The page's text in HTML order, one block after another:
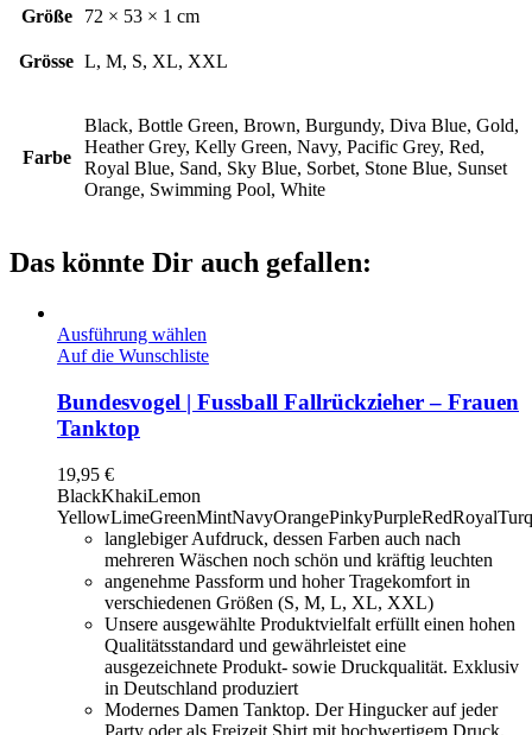
Größe
72 × 53 × 1 cm
Grösse L, M, S, XL, XXL
Farbe
Black, Bottle Green, Brown, Burgundy, Diva Blue, Gold,
Heather Grey, Kelly Green, Navy, Pacific Grey, Red,
Royal Blue, Sand, Sky Blue, Sorbet, Stone Blue, Sunset
Orange, Swimming Pool, White
Das könnte Dir auch gefallen:
Ausführung wählen
Auf die Wunschliste
Bundesvogel | Fussball Fallrückzieher – Frauen
Tanktop
19,95 €
BlackKhakiLemon
YellowLimeGreenMintNavyOrangePinkyPurpleRedRoyal
langlebiger Aufdruck, dessen Farben auch nach
mehreren Wäschen noch schön und kräftig leuchten
angenehme Passform und hoher Tragekomfort in
verschiedenen Größen (S, M, L, XL, XXL)
Unsere ausgewählte Produktvielfalt erfüllt einen hohen
Qualitätsstandard und gewährleistet eine
ausgezeichnete Produkt- sowie Druckqualität. Exklusiv
in Deutschland produziert
Modernes Damen Tanktop. Der Hingucker auf jeder
Party oder als Freizeit Shirt mit hochwertigem Druck.